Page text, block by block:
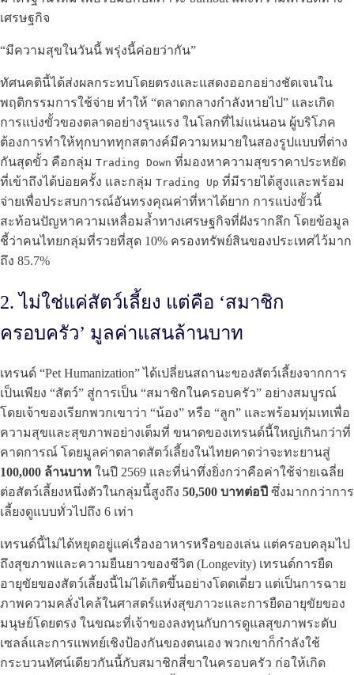
เศรษฐกิจ
“มีความสุขในวันนี้ พรุ่งนี้ค่อยว่ากัน”
ทัศนคตินี้ได้ส่งผลกระทบโดยตรงและแสดงออกอย่างชัดเจนใน
พฤติกรรมการใช้จ่าย ทำให้ “ตลาดกลางกำลังหายไป” และเกิด
การแบ่งขั้วของตลาดอย่างรุนแรง ในโลกที่ไม่แน่นอน ผู้บริโภค
ต้องการทำให้ทุกบาททุกสตางค์มีความหมายในสองรูปแบบที่ต่าง
กันสุดขั้ว คือกลุ่ม Trading Down ที่มองหาความสุขราคาประหยัด
ที่เข้าถึงได้บ่อยครั้ง และกลุ่ม Trading Up ที่มีรายได้สูงและพร้อม
จ่ายเพื่อประสบการณ์อันทรงคุณค่าที่หาได้ยาก การแบ่งขั้วนี้
สะท้อนปัญหาความเหลื่อมล้ำทางเศรษฐกิจที่ฝังรากลึก โดยข้อมูล
ชี้ว่าคนไทยกลุ่มที่รวยที่สุด 10% ครองทรัพย์สินของประเทศไว้มาก
ถึง 85.7%
2. ไม่ใช่แค่สัตว์เลี้ยง แต่คือ ‘สมาชิก
ครอบครัว’ มูลค่าแสนล้านบาท
เทรนด์ “Pet Humanization” ได้เปลี่ยนสถานะของสัตว์เลี้ยงจากการ
เป็นเพียง “สัตว์” สู่การเป็น “สมาชิกในครอบครัว” อย่างสมบูรณ์
โดยเจ้าของเรียกพวกเขาว่า “น้อง” หรือ “ลูก” และพร้อมทุ่มเทเพื่อ
ความสุขและสุขภาพอย่างเต็มที่ ขนาดของเทรนด์นี้ใหญ่เกินกว่าที่
คาดการณ์ โดยมูลค่าตลาดสัตว์เลี้ยงในไทยคาดว่าจะทะยานสู่
100,000 ล้านบาท ในปี 2569 และที่น่าทึ่งยิ่งกว่าคือค่าใช้จ่ายเฉลี่ย
ต่อสัตว์เลี้ยงหนึ่งตัวในกลุ่มนี้สูงถึง 50,500 บาทต่อปี ซึ่งมากกว่าการ
เลี้ยงดูแบบทั่วไปถึง 6 เท่า
เทรนด์นี้ไม่ได้หยุดอยู่แค่เรื่องอาหารหรือของเล่น แต่ครอบคลุมไป
ถึงสุขภาพและความยืนยาวของชีวิต (Longevity) เทรนด์การยืด
อายุขัยของสัตว์เลี้ยงนี้ไม่ได้เกิดขึ้นอย่างโดดเดี่ยว แต่เป็นการฉาย
ภาพความคลั่งไคล้ในศาสตร์แห่งสุขภาวะและการยืดอายุขัยของ
มนุษย์โดยตรง ในขณะที่เจ้าของลงทุนกับการดูแลสุขภาพระดับ
เซลล์และการแพทย์เชิงป้องกันของตนเอง พวกเขาก็กำลังใช้
กระบวนทัศน์เดียวกันนี้กับสมาชิกสี่ขาในครอบครัว ก่อให้เกิด